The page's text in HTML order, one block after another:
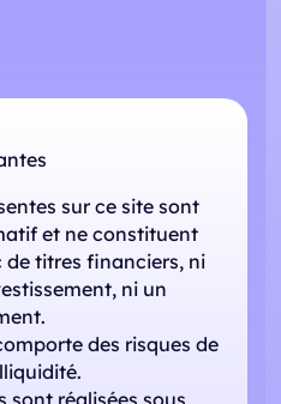
sur ce site sont
et ne constituent
titres financiers, ni
ni un
des risques de